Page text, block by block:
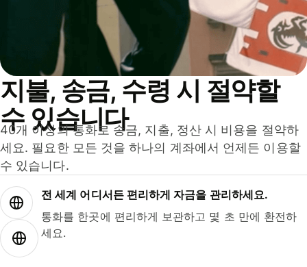
지불, 송금, 수령 시 절약할
수 있습니다
40개 이상의 통화로 송금, 지출, 정산 시 비용을 절약하
세요. 필요한 모든 것을 하나의 계좌에서 언제든 이용할
수 있습니다.
전 세계 어디서든 편리하게 자금을 관리하세요.
통화를 한곳에 편리하게 보관하고 몇 초 만에 환전하
세요.